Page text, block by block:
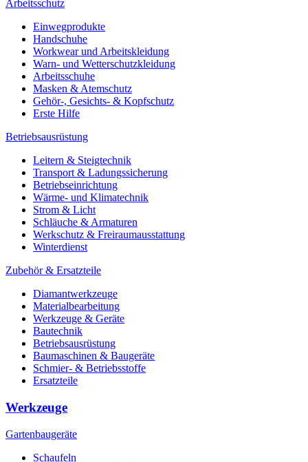
Arbeitsschutz
Einwegprodukte
Handschuhe
Workwear und Arbeitskleidung
Warn- und Wetterschutzkleidung
Arbeitsschuhe
Masken & Atemschutz
Gehör-, Gesichts- & Kopfschutz
Erste Hilfe
Betriebsausrüstung
Leitern & Steigtechnik
Transport & Ladungssicherung
Betriebseinrichtung
Wärme- und Klimatechnik
Strom & Licht
Schläuche & Armaturen
Werkschutz & Freiraumausstattung
Winterdienst
Zubehör & Ersatzteile
Diamantwerkzeuge
Materialbearbeitung
Werkzeuge & Geräte
Bautechnik
Betriebsausrüstung
Baumaschinen & Baugeräte
Schmier- & Betriebsstoffe
Ersatzteile
Werkzeuge
Gartenbaugeräte
Schaufeln